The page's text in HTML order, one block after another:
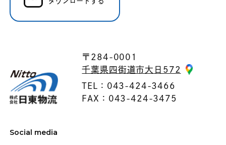
Social media
〒284-0001
千葉県四街道市大日572
TEL：043-424-3466
FAX：043-424-3475